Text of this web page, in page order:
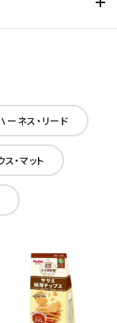
ーネス・リード
ス・マット